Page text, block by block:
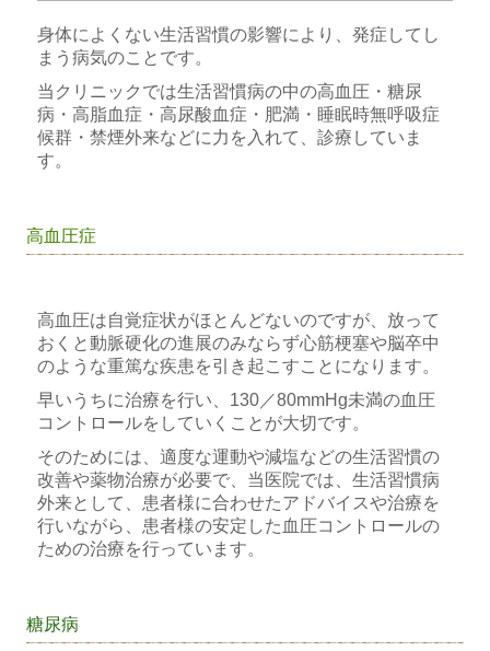
身体によくない生活習慣の影響により、発症してし
まう病気のことです。
当クリニックでは生活習慣病の中の高血圧・糖尿
病・高脂血症・高尿酸血症・肥満・睡眠時無呼吸症
候群・禁煙外来などに力を入れて、診療していま
す。
高血圧症
高血圧は自覚症状がほとんどないのですが、放って
おくと動脈硬化の進展のみならず心筋梗塞や脳卒中
のような重篤な疾患を引き起こすことになります。
早いうちに治療を行い、130／80mmHg未満の血圧
コントロールをしていくことが大切です。
そのためには、適度な運動や減塩などの生活習慣の
改善や薬物治療が必要で、当医院では、生活習慣病
外来として、患者様に合わせたアドバイスや治療を
行いながら、患者様の安定した血圧コントロールの
ための治療を行っています。
糖尿病